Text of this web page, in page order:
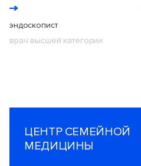
эндоскопист
врач высшей категории
ЦЕНТР СЕМЕЙНОЙ
МЕДИЦИНЫ